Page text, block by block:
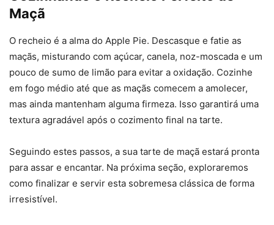
Maçã
O recheio é a alma do Apple Pie. Descasque e fatie as
maçãs, misturando com açúcar, canela, noz-moscada e um
pouco de sumo de limão para evitar a oxidação. Cozinhe
em fogo médio até que as maçãs comecem a amolecer,
mas ainda mantenham alguma firmeza. Isso garantirá uma
textura agradável após o cozimento final na tarte.
Seguindo estes passos, a sua tarte de maçã estará pronta
para assar e encantar. Na próxima seção, exploraremos
como finalizar e servir esta sobremesa clássica de forma
irresistível.